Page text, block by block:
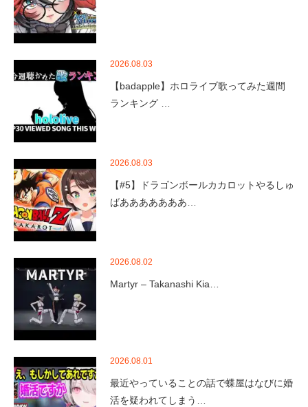
2026.08.03
【badapple】ホロライブ歌ってみた週間
ランキング …
2026.08.03
【#5】ドラゴンボールカカロットやるしゅ
ばあああああああ…
2026.08.02
Martyr – Takanashi Kia…
2026.08.01
最近やっていることの話で蝶屋はなびに婚
活を疑われてしまう…